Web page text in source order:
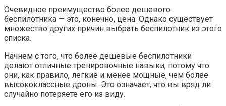
Очевидное преимущество более дешевого
беспилотника — это, конечно, цена. Однако существует
множество других причин выбрать беспилотник из этого
списка.
Начнем с того, что более дешевые беспилотники
делают отличные тренировочные навыки, потому что
они, как правило, легкие и менее мощные, чем более
высококлассные дроны. Это означает, что вы вряд ли
случайно потеряете его из виду.